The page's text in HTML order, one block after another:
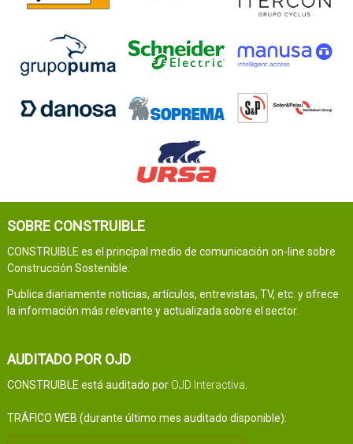
SOBRE CONSTRUIBLE
CONSTRUIBLE es el principal medio de comunicación on-line sobre
Construcción Sostenible.
Publica diariamente noticias, artículos, entrevistas, TV, etc. y ofrece
la información más relevante y actualizada sobre el sector.
AUDITADO POR OJD
CONSTRUIBLE está auditado por OJD Interactiva
TRÁFICO WEB (durante último mes auditado disponible):